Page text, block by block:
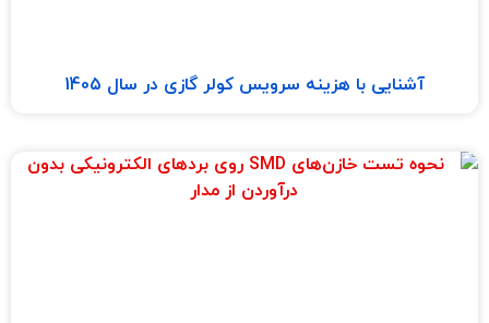
آشنایی با هزینه سرویس کولر گازی در سال 140۵